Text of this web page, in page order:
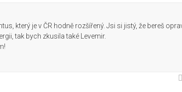
který je v ČR hodně rozšířený. Jsi si jistý, že bereš
tak bych zkusila také Levemir.